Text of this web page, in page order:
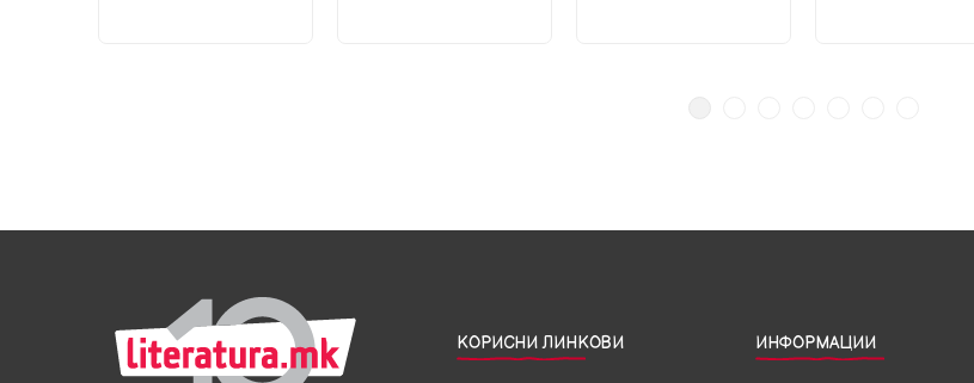
КОРИСНИ ЛИНКОВИ ИНФОРМАЦИИ